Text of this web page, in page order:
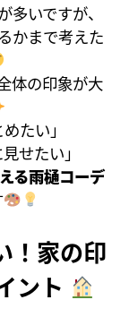
いですが、
かまで考えた
体の印象が大
たい」
せたい」
る雨樋コーデ
！家の印
ント